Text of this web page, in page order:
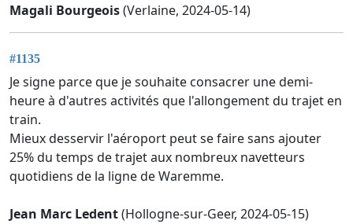
Magali Bourgeois(Verlaine, 2024-05-14)
#1135
Je signe parce que je souhaite consacrer une demi-
heure à d'autres activités que l'allongement du trajet en
train.
Mieux desservir l'aéroport peut se faire sans ajouter
25% du temps de trajet aux nombreux navetteurs
quotidiens de la ligne de Waremme.
Jean Marc Ledent(Hollogne-sur-Geer, 2024-05-15)